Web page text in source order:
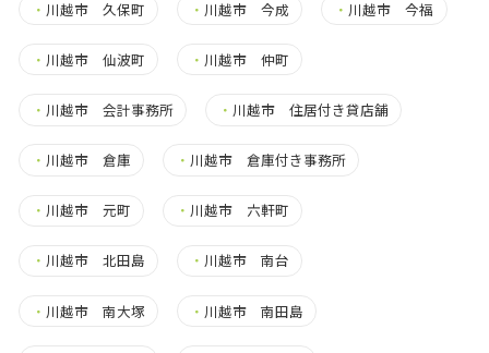
・ 川越市 久保町 ・ 川越市 今成 ・ 川越市 今福
・ 川越市 仙波町 ・ 川越市 仲町
・ 川越市 会計事務所 ・ 川越市 住居付き貸店舗
・ 川越市 倉庫 ・ 川越市 倉庫付き事務所
・ 川越市 元町 ・ 川越市 六軒町
・ 川越市 北田島 ・ 川越市 南台
・ 川越市 南大塚 ・ 川越市 南田島